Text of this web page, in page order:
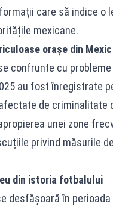
care să indice o
mexicane.
orașe din Mexic
confrunte cu
au fost înregistrate
de criminalitate
unei zone
privind măsurile
din istoria fotbalului
desfășoară în